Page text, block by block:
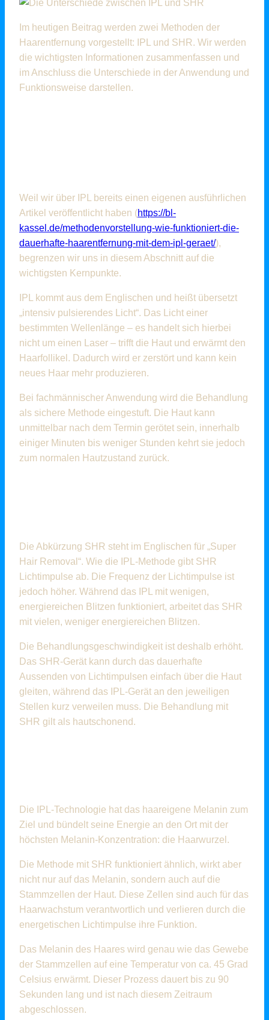
Im heutigen Beitrag werden zwei Methoden der
Haarentfernung vorgestellt: IPL und SHR. Wir werden
die wichtigsten Informationen zusammenfassen und
im Anschluss die Unterschiede in der Anwendung und
Funktionsweise darstellen.
Weil wir über IPL bereits einen eigenen ausführlichen
Artikel veröffentlicht haben (https://bl-
kassel.de/methodenvorstellung-wie-funktioniert-die-
dauerhafte-haarentfernung-mit-dem-ipl-geraet/),
begrenzen wir uns in diesem Abschnitt auf die
wichtigsten Kernpunkte.
IPL kommt aus dem Englischen und heißt übersetzt
„intensiv pulsierendes Licht“. Das Licht einer
bestimmten Wellenlänge – es handelt sich hierbei
nicht um einen Laser – trifft die Haut und erwärmt den
Haarfollikel. Dadurch wird er zerstört und kann kein
neues Haar mehr produzieren.
Bei fachmännischer Anwendung wird die Behandlung
als sichere Methode eingestuft. Die Haut kann
unmittelbar nach dem Termin gerötet sein, innerhalb
einiger Minuten bis weniger Stunden kehrt sie jedoch
zum normalen Hautzustand zurück.
Die Abkürzung SHR steht im Englischen für „Super
Hair Removal“. Wie die IPL-Methode gibt SHR
Lichtimpulse ab. Die Frequenz der Lichtimpulse ist
jedoch höher. Während das IPL mit wenigen,
energiereichen Blitzen funktioniert, arbeitet das SHR
mit vielen, weniger energiereichen Blitzen.
Die Behandlungsgeschwindigkeit ist deshalb erhöht.
Das SHR-Gerät kann durch das dauerhafte
Aussenden von Lichtimpulsen einfach über die Haut
gleiten, während das IPL-Gerät an den jeweiligen
Stellen kurz verweilen muss. Die Behandlung mit
SHR gilt als hautschonend.
Die IPL-Technologie hat das haareigene Melanin zum
Ziel und bündelt seine Energie an den Ort mit der
höchsten Melanin-Konzentration: die Haarwurzel.
Die Methode mit SHR funktioniert ähnlich, wirkt aber
nicht nur auf das Melanin, sondern auch auf die
Stammzellen der Haut. Diese Zellen sind auch für das
Haarwachstum verantwortlich und verlieren durch die
energetischen Lichtimpulse ihre Funktion.
Das Melanin des Haares wird genau wie das Gewebe
der Stammzellen auf eine Temperatur von ca. 45 Grad
Celsius erwärmt. Dieser Prozess dauert bis zu 90
Sekunden lang und ist nach diesem Zeitraum
abgeschlossen.